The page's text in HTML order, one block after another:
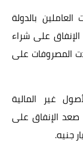
بالدولة
وزيادة الإنفاق على شراء
كما زادت المصروفات على
غير المالية
جنيه، فيما صعد الإنفاق على